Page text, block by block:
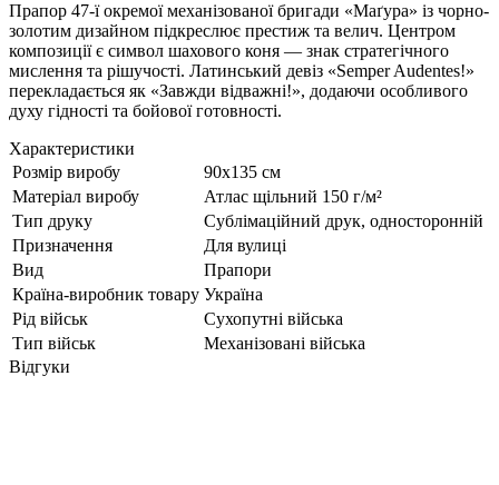
Прапор 47-ї окремої механізованої бригади «Маґура» із чорно-
золотим дизайном підкреслює престиж та велич. Центром
композиції є символ шахового коня — знак стратегічного
мислення та рішучості. Латинський девіз «Semper Audentes!»
перекладається як «Завжди відважні!», додаючи особливого
духу гідності та бойової готовності.
Характеристики
Розмір виробу
90х135 см
Матеріал виробу
Атлас щільний 150 г/м²
Тип друку
Сублімаційний друк, односторонній
Призначення
Для вулиці
Вид
Прапори
Країна-виробник товару Україна
Рід військ
Сухопутні війська
Тип військ
Механізовані війська
Відгуки